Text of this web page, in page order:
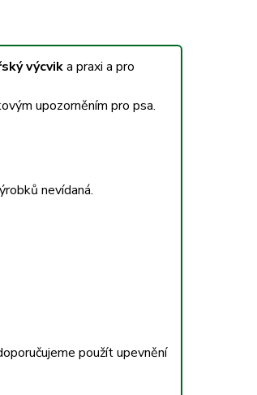
výcvika praxi a pro
upozorněním pro psa.
nevídaná.
použít upevnění